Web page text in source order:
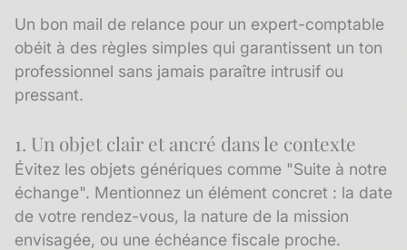
Un bon mail de relance pour un expert-comptable
obéit à des règles simples qui garantissent un ton
professionnel sans jamais paraître intrusif ou
pressant.
1. Un objet clair et ancré dans le contexte
Évitez les objets génériques comme "Suite à notre
échange". Mentionnez un élément concret : la date
de votre rendez-vous, la nature de la mission
envisagée, ou une échéance fiscale proche.